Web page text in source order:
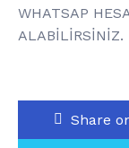
WHATSAP
ALABİLİRSİNİZ.
Share